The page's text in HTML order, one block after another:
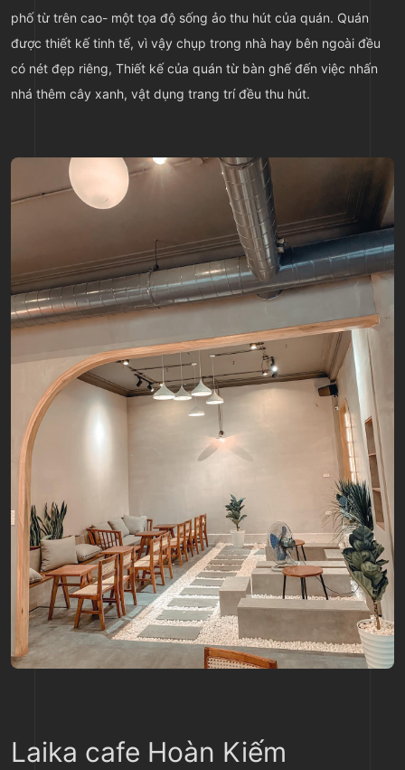
phố từ trên cao- một tọa độ sống ảo thu hút của quán. Quán
được thiết kế tinh tế, vì vậy chụp trong nhà hay bên ngoài đều
có nét đẹp riêng, Thiết kế của quán từ bàn ghế đến việc nhấn
nhá thêm cây xanh, vật dụng trang trí đều thu hút.
Laika cafe Hoàn Kiếm